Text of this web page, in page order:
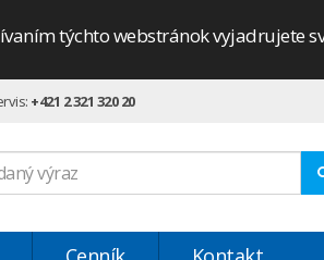
týchto webstránok vyjadrujete
+421 2 321 320 20